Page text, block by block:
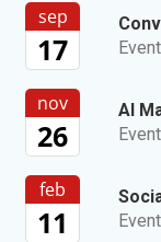
sep
17
Event
nov
26
AI
Event
feb
11
Event